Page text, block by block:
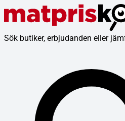
Sök butiker, erbjudanden eller